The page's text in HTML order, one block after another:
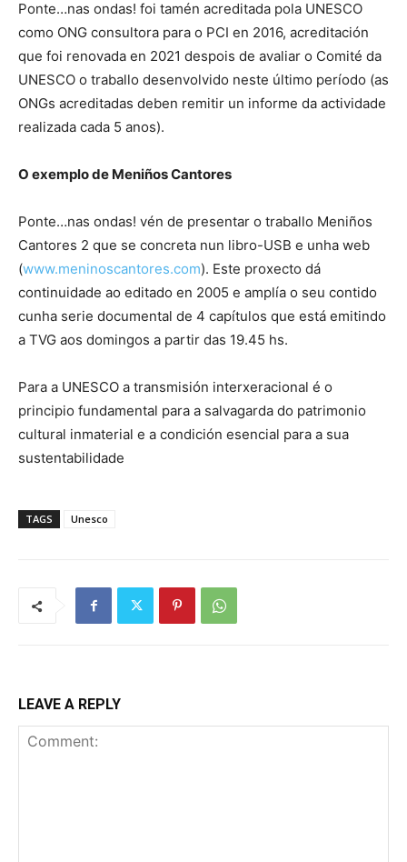
Ponte…nas ondas! foi tamén acreditada pola UNESCO
como ONG consultora para o PCI en 2016, acreditación
que foi renovada en 2021 despois de avaliar o Comité da
UNESCO o traballo desenvolvido neste último período (as
ONGs acreditadas deben remitir un informe da actividade
realizada cada 5 anos).
O exemplo de Meniños Cantores
Ponte…nas ondas! vén de presentar o traballo Meniños
Cantores 2 que se concreta nun libro-USB e unha web
(www.meninoscantores.com). Este proxecto dá
continuidade ao editado en 2005 e amplía o seu contido
cunha serie documental de 4 capítulos que está emitindo
a TVG aos domingos a partir das 19.45 hs.
Para a UNESCO a transmisión interxeracional é o
principio fundamental para a salvagarda do patrimonio
cultural inmaterial e a condición esencial para a sua
sustentabilidade
TAGS Unesco
LEAVE A REPLY